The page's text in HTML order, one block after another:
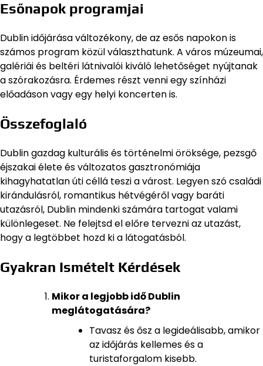
Esőnapok programjai
Dublin időjárása változékony, de az esős napokon is
számos program közül választhatunk. A város múzeumai,
galériái és beltéri látnivalói kiváló lehetőséget nyújtanak
a szórakozásra. Érdemes részt venni egy színházi
előadáson vagy egy helyi koncerten is.
Összefoglaló
Dublin gazdag kulturális és történelmi öröksége, pezsgő
éjszakai élete és változatos gasztronómiája
kihagyhatatlan úti céllá teszi a várost. Legyen szó családi
kirándulásról, romantikus hétvégéről vagy baráti
utazásról, Dublin mindenki számára tartogat valami
különlegeset. Ne felejtsd el előre tervezni az utazást,
hogy a legtöbbet hozd ki a látogatásból.
Gyakran Ismételt Kérdések
Mikor a legjobb idő Dublin
meglátogatására?
Tavasz és ősz a legideálisabb, amikor
az időjárás kellemes és a
turistaforgalom kisebb.